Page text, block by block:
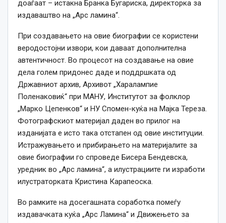
доаѓаат – истакна Бранка Бугариска, директорка за
издаваштво на „Арс ламина“.
При создавањето на овие биографии се користени
веродостојни извори, кои даваат дополнителна
автентичност. Во процесот на создавање на овие
дела голем придонес даде и поддршката од
Државниот архив, Архивот „Харалампие
Поленаковиќ“ при МАНУ, Институтот за фолклор
„Марко Цепенков“ и НУ Спомен-куќа на Мајка Тереза.
Фотографскиот материјал даден во прилог на
изданијата е исто така отстапен од овие институции.
Истражувањето и прибирањето на материјалите за
овие биографии го спроведе Бисера Бендевска,
уредник во „Арс ламина“, а илустрациите ги изработи
илустраторката Кристина Карапеоска.
Во рамките на досегашната соработка помеѓу
издавачката куќа „Арс Ламина“ и Движењето за